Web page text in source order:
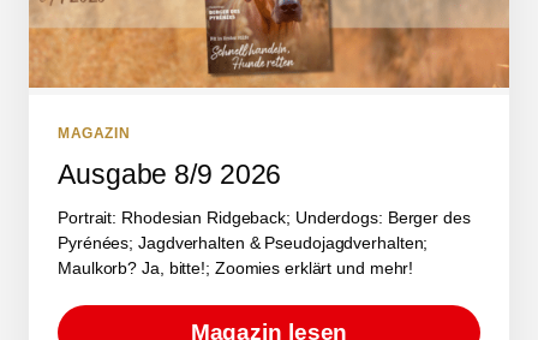
MAGAZIN
Ausgabe 8/9 2026
Portrait: Rhodesian Ridgeback; Underdogs: Berger des
Pyrénées; Jagdverhalten & Pseudojagdverhalten;
Maulkorb? Ja, bitte!; Zoomies erklärt und mehr!
Magazin lesen